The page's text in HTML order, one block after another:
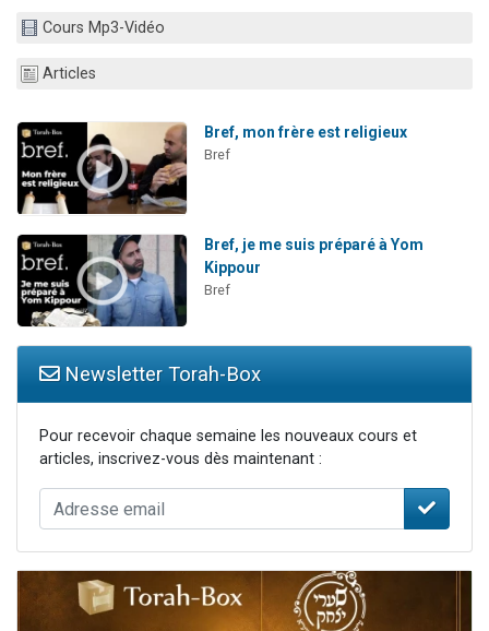
Eva vient de donner son Maasser
Cours Mp3-Vidéo
Articles
Bref, mon frère est religieux
Bref
Bref, je me suis préparé à Yom
Kippour
Bref
Newsletter Torah-Box
Pour recevoir chaque semaine les nouveaux cours et
articles, inscrivez-vous dès maintenant :